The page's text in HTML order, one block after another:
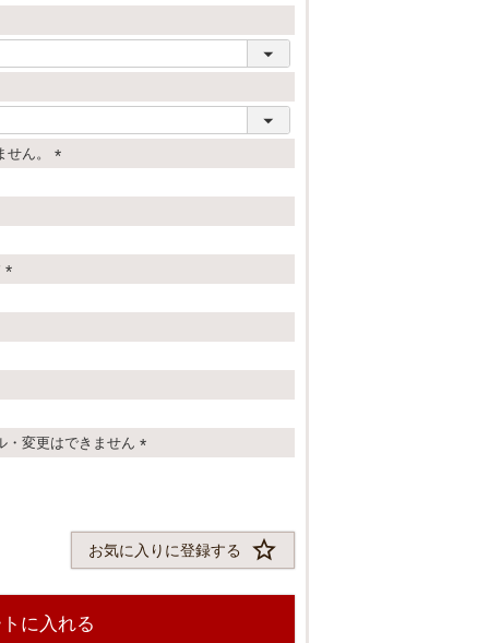
せん。
必
必
・変更はできません
)
お気に入りに登録する
に入れる